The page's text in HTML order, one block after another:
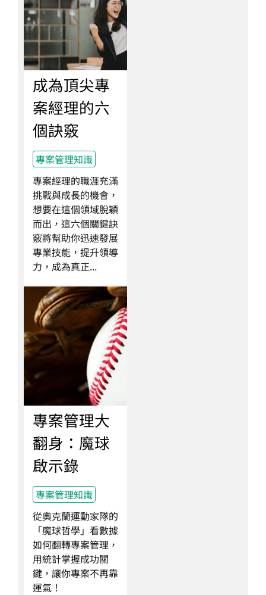
成為頂尖專
案經理的六
個訣竅
專案管理知識
專案經理的職涯充滿
挑戰與成長的機會，
想要在這個領域脫穎
而出，這六個關鍵訣
竅將幫助你迅速發展
專業技能，提升領導
力，成為真正...
專案管理大
翻身：魔球
啟示錄
專案管理知識
從奧克蘭運動家隊的
「魔球哲學」看數據
如何翻轉專案管理，
用統計掌握成功關
鍵，讓你專案不再靠
運氣！